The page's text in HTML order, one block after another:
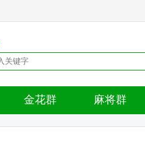
金花群 麻将群